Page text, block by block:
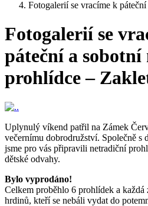
Fotogalerií se vracíme k páteční
Fotogalerií se
páteční a sobotní
prohlídce –
Uplynulý víkend patřil na Zámek
večernímu dobrodružství. Společně
jsme pro vás připravili netradiční
dětské odvahy.
Bylo vyprodáno!
Celkem proběhlo 6 prohlídek a
hrdinů, kteří se nebáli vydat do